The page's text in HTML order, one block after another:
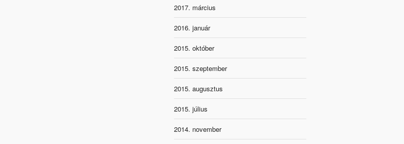
2017. március
2016. január
2015. október
2015. szeptember
2015. augusztus
2015. július
2014. november